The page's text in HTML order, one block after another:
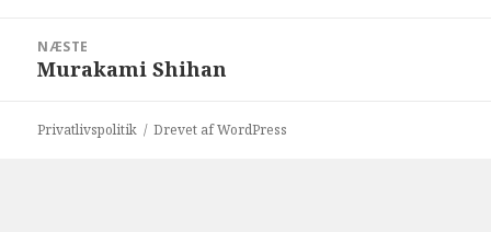
NÆSTE
Næste
Murakami Shihan
Privatlivspolitik Drevet af WordPress